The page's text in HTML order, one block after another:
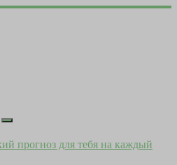
прогноз для тебя на каждый